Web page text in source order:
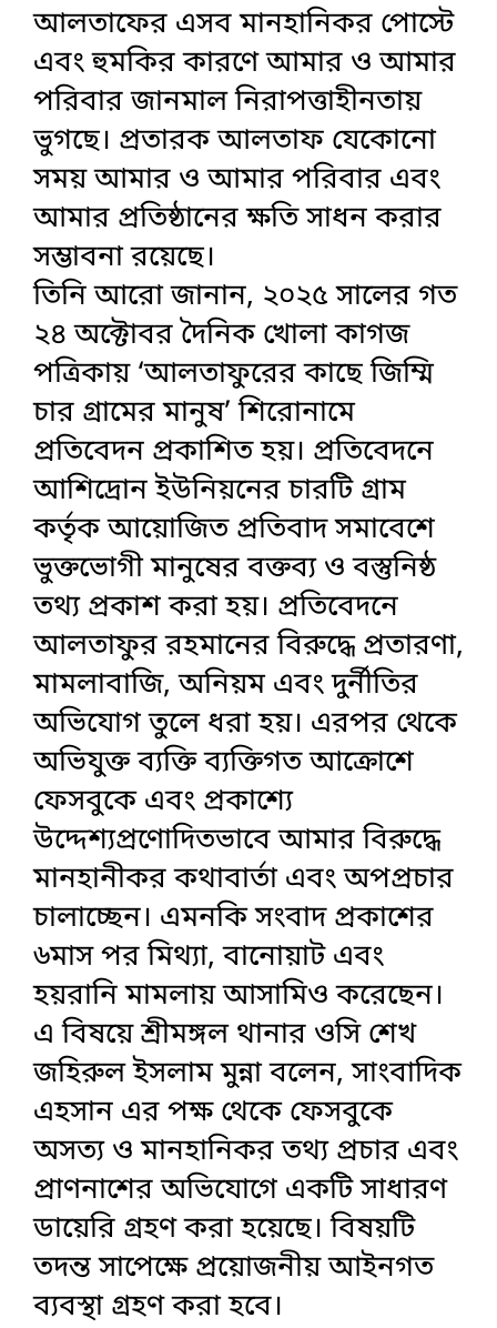
আলতাফের এসব মানহানিকর পোস্টে
এবং হুমকির কারণে আমার ও আমার
পরিবার জানমাল নিরাপত্তাহীনতায়
ভুগছে। প্রতারক আলতাফ যেকোনো
সময় আমার ও আমার পরিবার এবং
আমার প্রতিষ্ঠানের ক্ষতি সাধন করার
সম্ভাবনা রয়েছে।
তিনি আরো জানান, ২০২৫ সালের গত
২৪ অক্টোবর দৈনিক খোলা কাগজ
পত্রিকায় ‘আলতাফুরের কাছে জিম্মি
চার গ্রামের মানুষ’ শিরোনামে
প্রতিবেদন প্রকাশিত হয়। প্রতিবেদনে
আশিদ্রোন ইউনিয়নের চারটি গ্রাম
কর্তৃক আয়োজিত প্রতিবাদ সমাবেশে
ভুক্তভোগী মানুষের বক্তব্য ও বস্তুনিষ্ঠ
তথ্য প্রকাশ করা হয়। প্রতিবেদনে
আলতাফুর রহমানের বিরুদ্ধে প্রতারণা,
মামলাবাজি, অনিয়ম এবং দুর্নীতির
অভিযোগ তুলে ধরা হয়। এরপর থেকে
অভিযুক্ত ব্যক্তি ব্যক্তিগত আক্রোশে
ফেসবুকে এবং প্রকাশ্যে
উদ্দেশ্যপ্রণোদিতভাবে আমার বিরুদ্ধে
মানহানীকর কথাবার্তা এবং অপপ্রচার
চালাচ্ছেন। এমনকি সংবাদ প্রকাশের
৬মাস পর মিথ্যা, বানোয়াট এবং
হয়রানি মামলায় আসামিও করেছেন।
এ বিষয়ে শ্রীমঙ্গল থানার ওসি শেখ
জহিরুল ইসলাম মুন্না বলেন, সাংবাদিক
এহসান এর পক্ষ থেকে ফেসবুকে
অসত্য ও মানহানিকর তথ্য প্রচার এবং
প্রাণনাশের অভিযোগে একটি সাধারণ
ডায়েরি গ্রহণ করা হয়েছে। বিষয়টি
তদন্ত সাপেক্ষে প্রয়োজনীয় আইনগত
ব্যবস্থা গ্রহণ করা হবে।